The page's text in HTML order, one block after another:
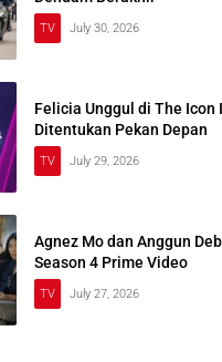
TV July 30, 2026
Felicia Unggul di The Icon
Ditentukan Pekan Depan
TV July 29, 2026
Agnez Mo dan Anggun
Season 4 Prime Video
TV July 27, 2026